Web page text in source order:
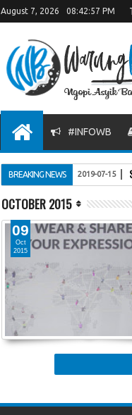
August 7, 2026 08:42:57 PM
#INFOWB
BREAKING NEWS 2019-07-15
OCTOBER 2015
09
Oct
2015